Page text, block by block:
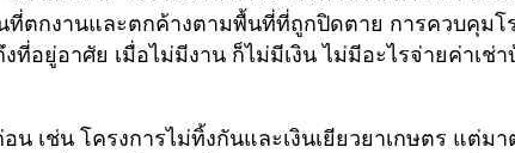
ตกงานและตกค้างตามพื้นที่ที่ถูกปิดตาย การควบคุม
ที่อยู่อาศัย เมื่อไม่มีงาน ก็ไม่มีเงิน ไม่มีอะไรจ่ายค่าเ
เช่น โครงการไม่ทิ้งกันและเงินเยียวยาเกษตร แต่ม